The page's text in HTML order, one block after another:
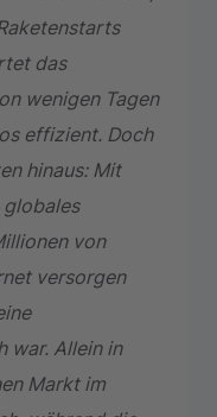
das
wenigen Tagen
effizient. Doch
hinaus: Mit
globales
von
versorgen
war. Allein in
Markt im